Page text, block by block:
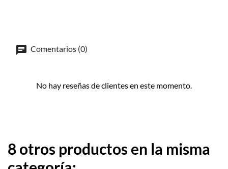
Comentarios (0)
No hay reseñas de clientes en este momento.
8 otros productos en la misma